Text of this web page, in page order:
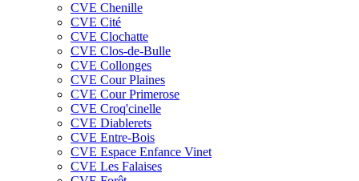
CVE Chenille
CVE Cité
CVE Clochatte
CVE Clos-de-Bulle
CVE Collonges
CVE Cour Plaines
CVE Cour Primerose
CVE Croq'cinelle
CVE Diablerets
CVE Entre-Bois
CVE Espace Enfance Vinet
CVE Les Falaises